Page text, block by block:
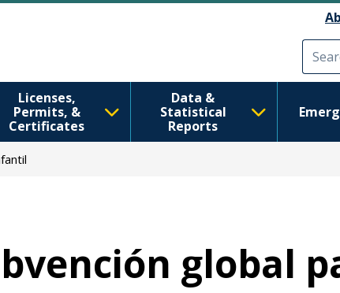
Licenses,
Permits, &
Certificates
Data &
Statistical
Reports
global